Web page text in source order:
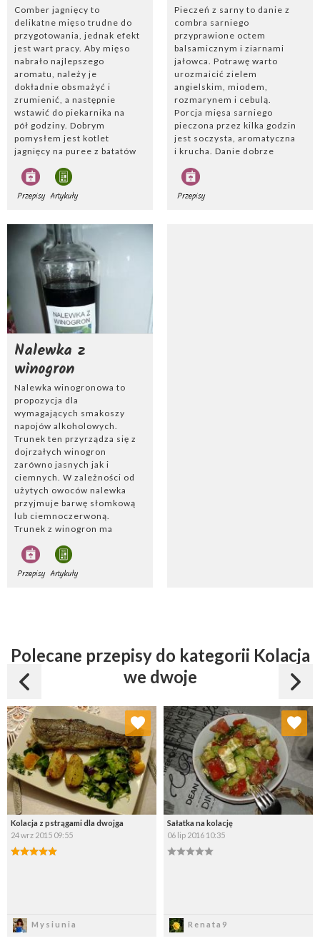
(na przykład batatów, pomidorów, marchewki, cebuli albo
dyni). Locro świetnie smakuje, rozgrzewa i syci na wiele
godzin.
Comber jagnięcy to
delikatne mięso trudne do
przygotowania, jednak efekt
jest wart pracy. Aby mięso
nabrało najlepszego
aromatu, należy je
dokładnie obsmażyć i
zrumienić, a następnie
wstawić do piekarnika na
pół godziny. Dobrym
pomysłem jest kotlet
jagnięcy na puree z batatów
pieczony z czerwoną cebulą
i rozmarynem. Mięso
jagnięce jest jednym z
dostępnych w sklepach.
Mięso zawiera kwasy
orotowe, które spowalniają
proces starzenia oraz
witaminy z grupy B,
działające
antynowotworowo.
Przepisy Artykuły
Pieczeń z sarny to danie z
combra sarniego
przyprawione octem
balsamicznym i ziarnami
jałowca. Potrawę warto
urozmaicić zielem
angielskim, miodem,
rozmarynem i cebulą.
Porcja mięsa sarniego
pieczona przez kilka godzin
jest soczysta, aromatyczna
i krucha. Danie dobrze
gryczaną i ogórkami
makaronem i buraczkami.
Przepisy
Nalewka z
winogron
Nalewka winogronowa to
propozycja dla
wymagających smakoszy
napojów alkoholowych.
Trunek ten przyrządza się z
dojrzałych winogron
zarówno jasnych jak i
ciemnych. W zależności od
użytych owoców nalewka
przyjmuje barwę słomkową
lub ciemnoczerwoną.
Trunek z winogron ma
zawartości alkoholu.
Większą jego ilość osiąga
natomiast nalewka na
Przepisy Artykuły
Polecane przepisy do kategorii Kolacja
we dwoje
Kolacja z pstrągami dla dwojga
24 wrz 2015 09:55
Mysiunia
Dodaj do ulubionych
Wybierz listę:
Sałatka na kolację
06 lip 2016 10:35
Renata9
Dodaj do ulubionych
Wybierz listę: